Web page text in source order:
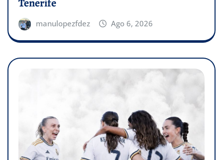
manulopezfdez Ago 6, 2026